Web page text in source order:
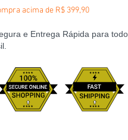
acima de R$ 399,90
e Entrega Rápida para